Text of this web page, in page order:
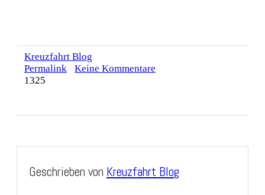
Kreuzfahrt Blog
Permalink
Keine Kommentare
1325
Geschrieben von Kreuzfahrt Blog